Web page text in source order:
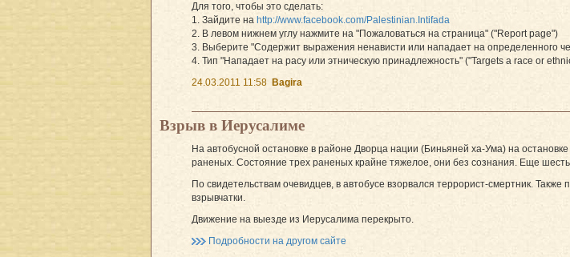
Для того, чтобы это сделать:
1. Зайдите на http://www.facebook.com/Palestinian.Intifada
2. В левом нижнем углу нажмите на "Пожаловаться на страница" ("Report page")
3. Выберите "Содержит выражения ненависти или нападает на определенного
4. Тип "Нападает на расу или этническую принадлежность" ("Targets a race or
24.03.2011 11:58
Bagira
Взрыв в Иерусалиме
На автобусной остановке в районе Дворца нации (Биньяней ха-Ума) на
раненых. Состояние трех раненых крайне тяжелое, они без сознания. Еще
По свидетельствам очевидцев, в автобусе взорвался террорист-смертник.
взрывчатки.
Движение на выезде из Иерусалима перекрыто.
Подробности на другом сайте